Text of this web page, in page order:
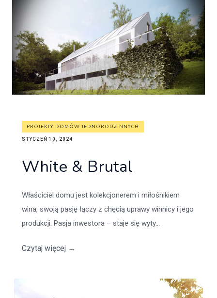
PROJEKTY DOMÓW JEDNORODZINNYCH
STYCZEŃ 10, 2024
White & Brutal
Właściciel domu jest kolekcjonerem i miłośnikiem
wina, swoją pasję łączy z chęcią uprawy winnicy i jego
produkcji. Pasja inwestora – staje się wyty...
Czytaj więcej →